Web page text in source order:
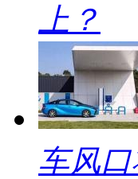
上？
车风